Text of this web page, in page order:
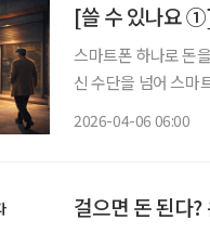
[쓸 수 있나요
스마트폰 하나로 돈
신 수단을 넘어 스마
2026-04-06 06:00
걸으면 돈 된다?